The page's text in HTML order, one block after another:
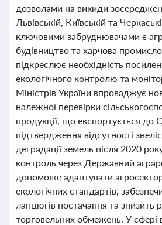
дозволами на викиди
Львівській, Київській та
ключовими забруднювачами є
будівництво та харчова
підкреслює необхідність
екологічного контролю та
Міністрів України впроваджує
належної перевірки
продукції, що експортується до
підтвердження відсутності
деградації земель після 2020
контроль через Державний
допоможе адаптувати
екологічних стандартів,
ланцюгів постачання та знизить
торговельних обмежень. У сфері